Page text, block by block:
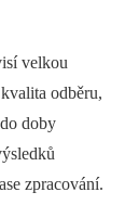
velkou
odběru,
doby
zpracování.